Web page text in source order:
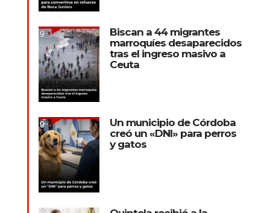
Biscan a 44 migrantes
marroquíes desaparecidos
tras el ingreso masivo a
Ceuta
Un municipio de Córdoba
creó un «DNI» para perros
y gatos